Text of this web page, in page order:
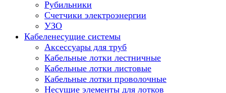
Рубильники
Счетчики электроэнергии
УЗО
Кабеленесущие системы
Аксессуары для труб
Кабельные лотки лестничные
Кабельные лотки листовые
Кабельные лотки проволочные
Несущие элементы для лотков